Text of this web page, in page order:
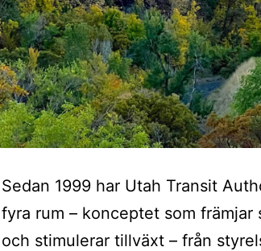
Sedan 1999 har Utah Transit
fyra rum – konceptet som
och stimulerar tillväxt – från